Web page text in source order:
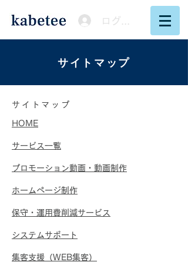
ログイン
サイトマップ
HOME
​プロモーション動画・動画制作
​システムサポート
サイトマップ
​ホームページ制作
​保守・運用費削減サービス
​サービス一覧
集客支援（WEB集客）